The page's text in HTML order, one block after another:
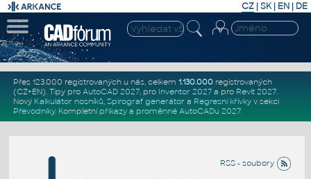
CZ | SK| EN | DE
Přes 123.000 registrovaných u nás, celkem 1.130.000registrovaných
(CZ+EN). Tipy pro AutoCAD 2027, pro Inventor 2027a pro Revit 2027.
Nový Kalkulátor nosníků, Spirograf generátor a Regresní křivkyv sekci
Převodníky. Kompletní příkazya proměnné AutoCADu 2027.
RSS - soubory